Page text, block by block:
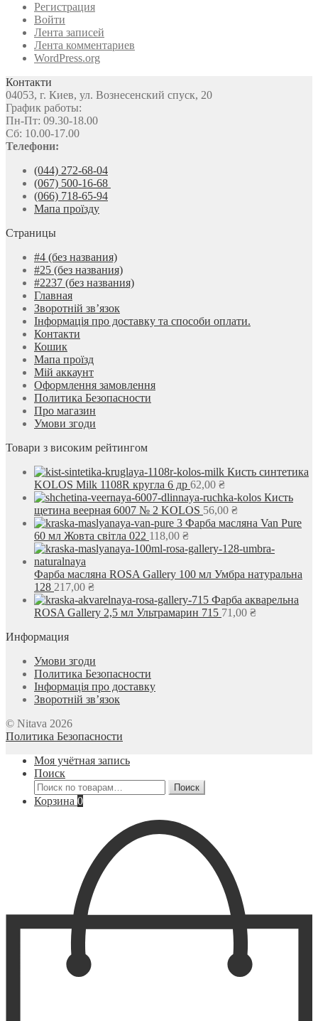
Регистрация
Войти
Лента записей
Лента комментариев
WordPress.org
Контакти
04053, г. Киев, ул. Вознесенский спуск, 20
График работы:
Пн-Пт: 09.30-18.00
Сб: 10.00-17.00
Телефони:
(044) 272-68-04
(067) 500-16-68
(066) 718-65-94
Мапа проїзду
Страницы
#4 (без названия)
#25 (без названия)
#2237 (без названия)
Главная
Зворотній зв’язок
Інформація про доставку та способи оплати.
Контакти
Кошик
Мапа проїзд
Мій аккаунт
Оформлення замовлення
Политика Безопасности
Про магазин
Умови згоди
Товари з високим рейтингом
Кисть синтетика
KOLOS Milk 1108R кругла 6 др 62,00 ₴
Кисть
щетина веерная 6007 № 2 KOLOS 56,00 ₴
Фарба масляна Van Pure
60 мл Жовта світла 022 118,00 ₴
Фарба масляна ROSA Gallery 100 мл Умбра натуральна
128 217,00 ₴
Фарба акварельна
ROSA Gallery 2,5 мл Ультрамарин 715 71,00 ₴
Информация
Умови згоди
Политика Безопасности
Інформація про доставку
Зворотній зв’язок
© Nitava 2026
Политика Безопасности
Моя учётная запись
Поиск
Искать:
Поиск
Корзина 0